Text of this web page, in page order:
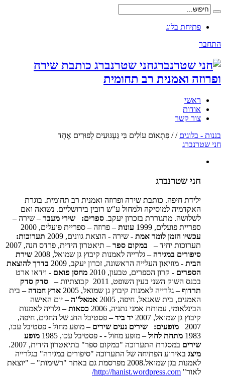
פתיחת בלוג
התחבר
חני שטרנברג כותבת שירה
ופרוזה ואמנית רב תחומית
ראשי
אודות
צור קשר
בננות - בלוגים /
/ פִּתְאוֹם עוֹלִים בִּי גַּעְגּוּעִים לְפוּרִים אֶחָד
חני שטרנברג
חני שטרנברג
ילידת חיפה. כותבת שירה ופרוזה ואמנית רב תחומית. בוגרת
האקדמיה למוסיקה ולמחול ע"ש רובין בירושליים. נשואה ואם
לשלושה. מתגוררת בזכרון יעקב. ספרים: שירי מעבר – שירה –
ספריית פועלים, 1999
עונות – פרוזה – ספריית פועלים, 2000
עכשיו הזמן לומר אמת - שירה - הוצאת גוונים, 2009
תערוכות:
תערוכות יחיד – במקום ספר – תיאטרון הידית, פרדס חנה, 2007
סיפורים במגירה – גלרייה לאמנות קיבוץ גן שמואל, 2008
שירת
הבית - מוזיאון העלייה הראשונה, זכרון יעקב, 2009
בדרך להוצאת
הספרים - קרון הספרים, טבעון, 2010 מחסן פואם - וידאו ארט
בכנס השוק השני בעין השופט, 2011 קבוצתיות –
סדק סדק
תרדוף – גלרייה לאמנות קיבוץ גן שמואל, 2005 ארץ חמדה – בית
האמנים, בית שאגאל, חיפה, 2005
אמאל''ה – יום האישה
הבינלאומי, עמותת אמני נתניה, 2006
כסאות – גלריה לאמנות
קיבוץ גן שמואל, 2007
יד ביד – פסטיבל החג של החגים, חיפה,
2007
מופעים: שירים נעים שירים – מופע מחול - פסטיבל עכו,
1983 מתחת לחול – מופע מחול - - פסטיבל עכו, 1985
מופע
שירים במסגרת התערוכה "במקום ספר" בתיאטרון הידית, 2007.
מיצג באירוע הפתיחה של התערוכה "סיפורים במגירה" בגלרייה
לאמנות בגן שמואל.2008 מפרסמת גם באתר "רשימות" – "יוצאת
לאור" http://hanist.wordpress.com/